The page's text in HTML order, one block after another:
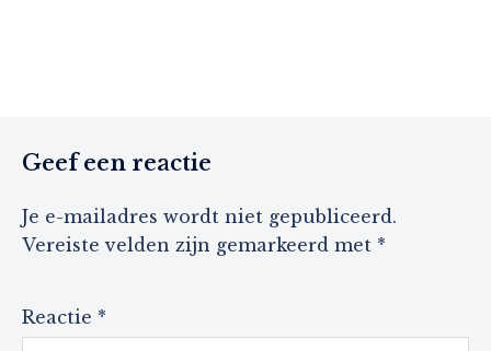
Geef een reactie
Je e-mailadres wordt niet gepubliceerd.
Vereiste velden zijn gemarkeerd met *
Reactie *